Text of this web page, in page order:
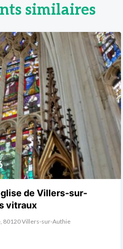
similaires
de Villers-sur-
vitraux
80120 Villers-sur-Authie